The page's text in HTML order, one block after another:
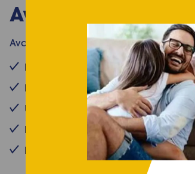
Avec quoi nettoyer
Avant tout, avec quoi nettoyer un frigo ?
Du rouleau d’essuie-tout Okay
Du liquide vaisselle
Un spray nettoyant cuisine multi-
De la poudre à récurer
Des gants.